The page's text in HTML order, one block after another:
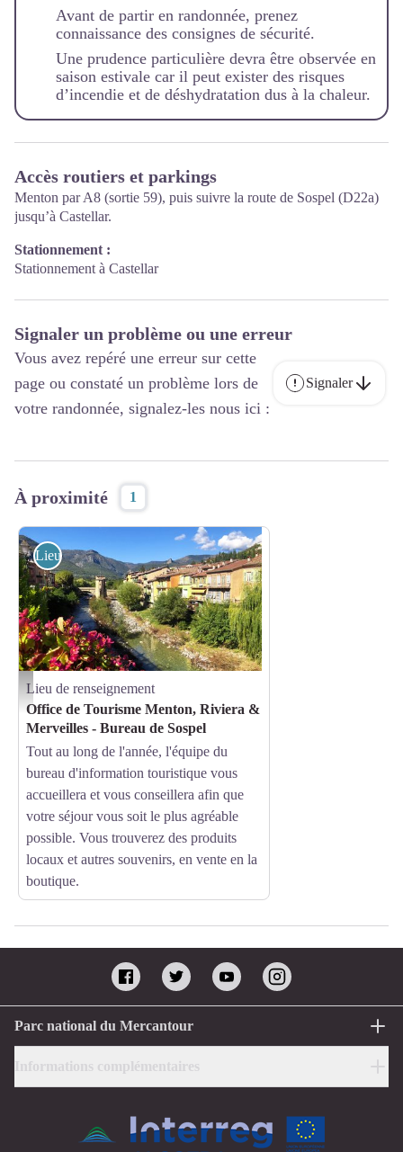
Avant de partir en randonnée, prenez
connaissance des consignes de sécurité.
Une prudence particulière devra être observée en
saison estivale car il peut exister des risques
d’incendie et de déshydratation dus à la chaleur.
Accès routiers et parkings
Menton par A8 (sortie 59), puis suivre la route de Sospel (D22a)
jusqu’à Castellar.
Stationnement :
Stationnement à Castellar
Signaler un problème ou une erreur
Vous avez repéré une erreur sur cette
page ou constaté un problème lors de
votre randonnée, signalez-les nous ici :
Signaler
À proximité 1
Vue village - Andreia de Freitas
Lieu de renseignement
Lieu de renseignement
Office de Tourisme Menton, Riviera &
Merveilles - Bureau de Sospel
Tout au long de l'année, l'équipe du
bureau d'information touristique vous
accueillera et vous conseillera afin que
votre séjour vous soit le plus agréable
possible. Vous trouverez des produits
locaux et autres souvenirs, en vente en la
boutique.
Parc national du Mercantour
Informations complémentaires